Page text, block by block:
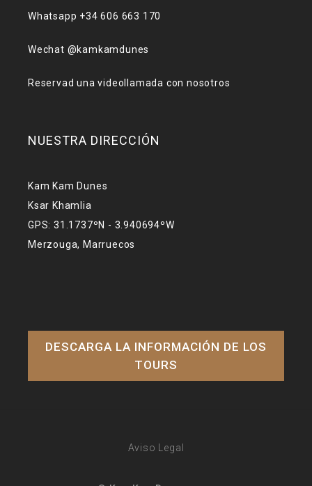
Whatsapp +34 606 663 170
Wechat @kamkamdunes
Reservad una videollamada con nosotros
NUESTRA DIRECCIÓN
Kam Kam Dunes
Ksar Khamlia
GPS: 31.1737ºN - 3.940694ºW
Merzouga, Marruecos
DESCARGA LA INFORMACIÓN DE LOS
TOURS
Aviso Legal